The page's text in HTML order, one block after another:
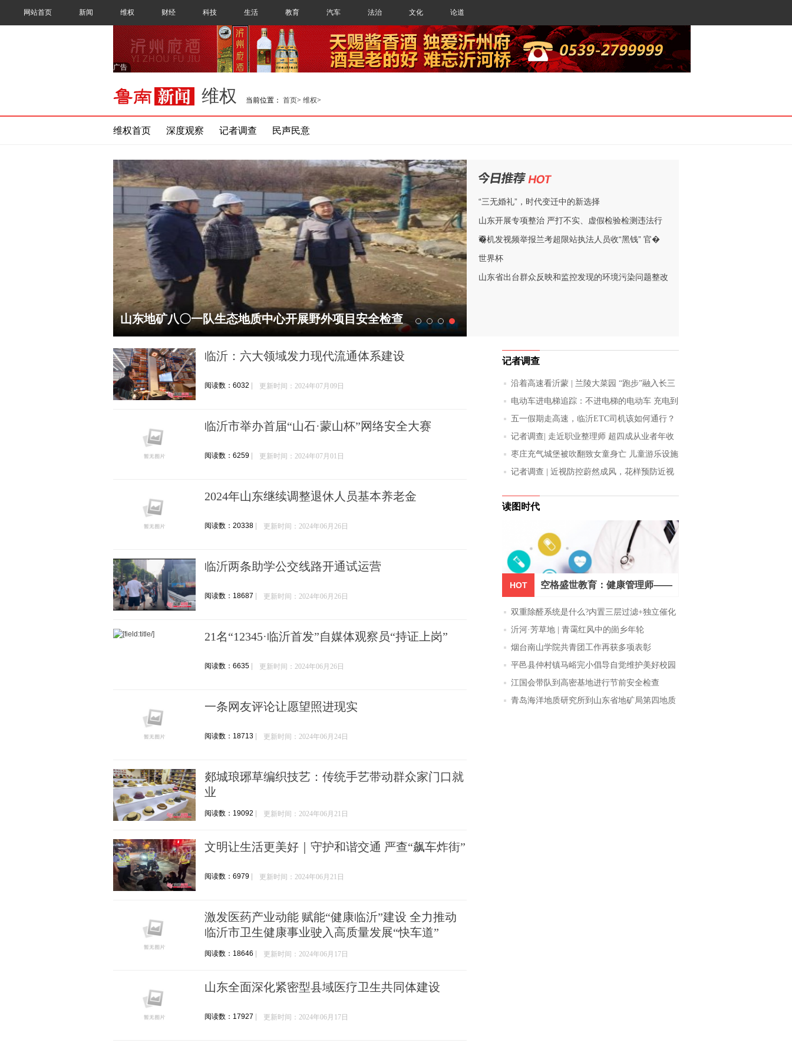
网站首页 新闻 维权 财经 科技 生活 教育 汽车 法治 文化 论道
广告
新闻频道
维权 当前位置： 首页> 维权>
维权首页 深度观察 记者调查 民声民意
山东地矿八〇一队生态地质中心开展野外项目安全检查
今日推荐
“三无婚礼”，时代变迁中的新选择
山东开展专项整治 严打不实、虚假检验检测违法行
�
司机发视频举报兰考超限站执法人员收“黑钱” 官�
世界杯
山东省出台群众反映和监控发现的环境污染问题整改
临沂：六大领域发力现代流通体系建设
阅读数：6032 更新时间：2024年07月09日
临沂市举办首届“山石·蒙山杯”网络安全大赛
阅读数：6259 更新时间：2024年07月01日
2024年山东继续调整退休人员基本养老金
阅读数：20338 更新时间：2024年06月26日
临沂两条助学公交线路开通试运营
阅读数：18687 更新时间：2024年06月26日
21名“12345·临沂首发”自媒体观察员“持证上岗”
阅读数：6635 更新时间：2024年06月26日
一条网友评论让愿望照进现实
阅读数：18713 更新时间：2024年06月24日
郯城琅琊草编织技艺：传统手艺带动群众家门口就
业
阅读数：19092 更新时间：2024年06月21日
文明让生活更美好｜守护和谐交通 严查“飙车炸街”
阅读数：6979 更新时间：2024年06月21日
激发医药产业动能 赋能“健康临沂”建设 全力推动
临沂市卫生健康事业驶入高质量发展“快车道”
阅读数：18646 更新时间：2024年06月17日
山东全面深化紧密型县域医疗卫生共同体建设
阅读数：17927 更新时间：2024年06月17日
记者调查
沿着高速看沂蒙 | 兰陵大菜园 “跑步”融入长三
角
电动车进电梯追踪：不进电梯的电动车 充电到
底该怎么办？
五一假期走高速，临沂ETC司机该如何通行？
记者调查| 走近职业整理师 超四成从业者年收
入过10万
枣庄充气城堡被吹翻致女童身亡 儿童游乐设施
安全警钟再次被敲响！
记者调查 | 近视防控蔚然成风，花样预防近视
读图时代
HOT 空格盛世教育：健康管理师——
新时代的黄金职业
双重除醛系统是什么?内置三层过滤+独立催化
模块的分工逻辑
沂河·芳草地 | 青霭红风中的崮乡年轮
烟台南山学院共青团工作再获多项表彰
平邑县仲村镇马峪完小倡导自觉维护美好校园
环境
江国会带队到高密基地进行节前安全检查
青岛海洋地质研究所到山东省地矿局第四地质